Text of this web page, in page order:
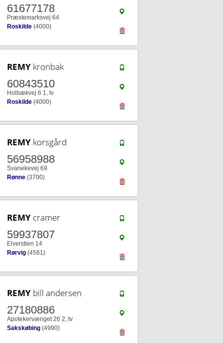
61677178
Præstemarksvej 64
Roskilde (4000)
REMY kronbak
60843510
Holbækvej 6 1, tv
Roskilde (4000)
REMY korsgård
56958988
Svanekevej 69
Rønne (3700)
REMY cramer
59937807
Elverstien 14
Rørvig (4581)
REMY bill andersen
27180886
Apotekervænget 26 2, tv
Sakskøbing (4990)